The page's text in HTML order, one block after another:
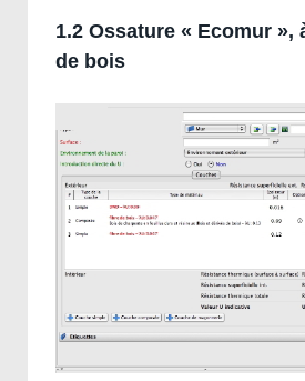
1.2 Ossature « Ecomur »,
de bois